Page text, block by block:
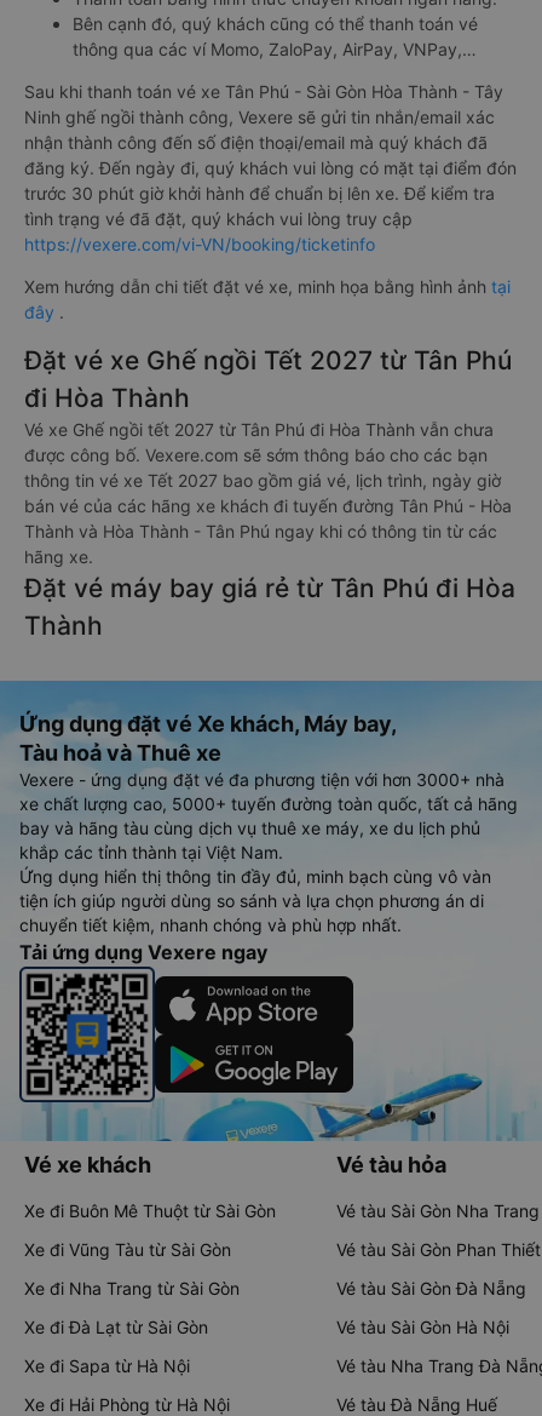
Bên cạnh đó, quý khách cũng có thể thanh toán vé
thông qua các ví Momo, ZaloPay, AirPay, VNPay,…
Sau khi thanh toán vé xe Tân Phú - Sài Gòn Hòa Thành - Tây
Ninh ghế ngồi thành công, Vexere sẽ gửi tin nhắn/email xác
nhận thành công đến số điện thoại/email mà quý khách đã
đăng ký. Đến ngày đi, quý khách vui lòng có mặt tại điểm đón
trước 30 phút giờ khởi hành để chuẩn bị lên xe. Để kiểm tra
tình trạng vé đã đặt, quý khách vui lòng truy cập
https://vexere.com/vi-VN/booking/ticketinfo
Xem hướng dẫn chi tiết đặt vé xe, minh họa bằng hình ảnh tại
đây .
Đặt vé xe Ghế ngồi Tết 2027 từ Tân Phú
đi Hòa Thành
Vé xe Ghế ngồi tết 2027 từ Tân Phú đi Hòa Thành vẫn chưa
được công bố. Vexere.com sẽ sớm thông báo cho các bạn
thông tin vé xe Tết 2027 bao gồm giá vé, lịch trình, ngày giờ
bán vé của các hãng xe khách đi tuyến đường Tân Phú - Hòa
Thành và Hòa Thành - Tân Phú ngay khi có thông tin từ các
hãng xe.
Đặt vé máy bay giá rẻ từ Tân Phú đi Hòa
Thành
Ứng dụng đặt vé Xe khách, Máy bay,
Tàu hoả và Thuê xe
Vexere - ứng dụng đặt vé đa phương tiện với hơn 3000+ nhà
xe chất lượng cao, 5000+ tuyến đường toàn quốc, tất cả hãng
bay và hãng tàu cùng dịch vụ thuê xe máy, xe du lịch phủ
khắp các tỉnh thành tại Việt Nam.
Ứng dụng hiển thị thông tin đầy đủ, minh bạch cùng vô vàn
tiện ích giúp người dùng so sánh và lựa chọn phương án di
chuyển tiết kiệm, nhanh chóng và phù hợp nhất.
Tải ứng dụng Vexere ngay
Vé xe khách
Xe đi Buôn Mê Thuột từ Sài Gòn
Xe đi Vũng Tàu từ Sài Gòn
Xe đi Nha Trang từ Sài Gòn
Xe đi Đà Lạt từ Sài Gòn
Xe đi Sapa từ Hà Nội
Xe đi Hải Phòng từ Hà Nội
Vé tàu hỏa
Vé tàu Sài Gòn Nha Trang
Vé tàu Sài Gòn Phan Thiết
Vé tàu Sài Gòn Đà Nẵng
Vé tàu Sài Gòn Hà Nội
Vé tàu Nha Trang Đà
Vé tàu Đà Nẵng Huế